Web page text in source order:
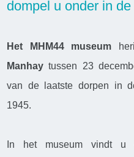
dompel u onder in
Het MHM44 museum
Manhay tussen 23
van de laatste dorpen in
1945.
In het museum vindt u